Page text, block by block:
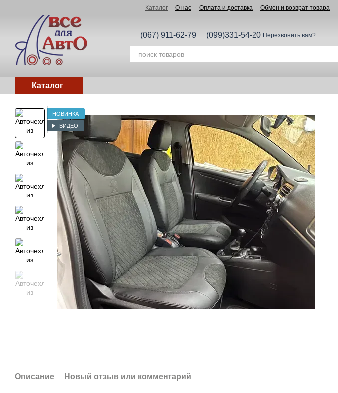
Каталог О нас Оплата и доставка Обмен и возврат товара
(067) 911-62-79 (099)331-54-20 Перезвонить вам?
Каталог
НОВИНКА
ВИДЕО
Описание Новый отзыв или комментарий